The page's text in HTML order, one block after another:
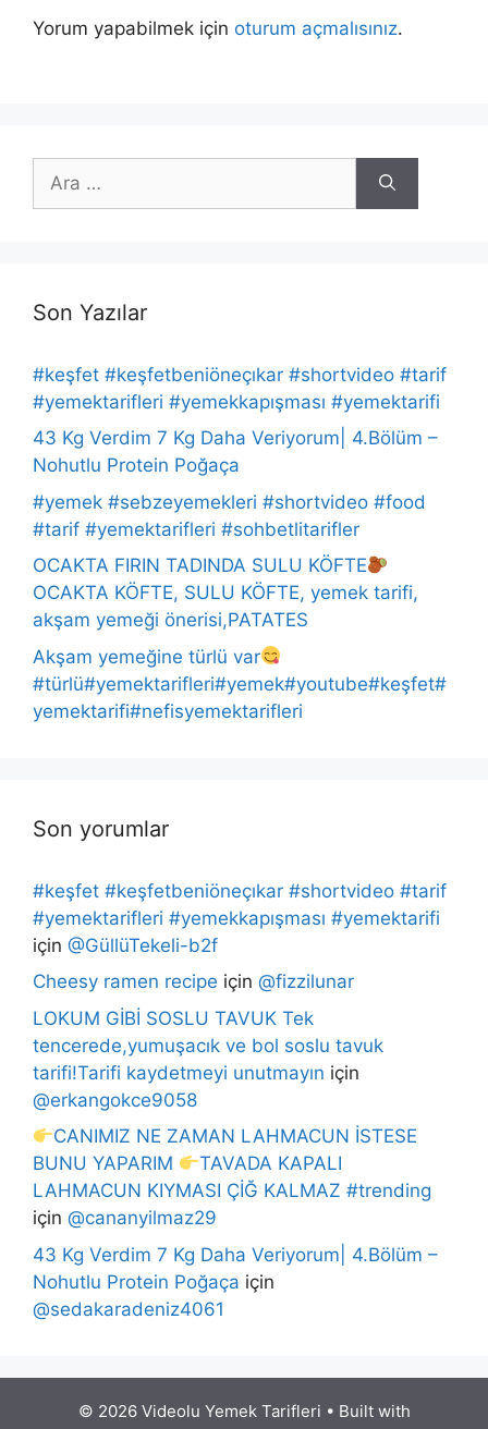
Yorum yapabilmek için oturum açmalısınız.
ara
Son Yazılar
#keşfet #keşfetbeniöneçıkar #shortvideo #tarif
#yemektarifleri #yemekkapışması #yemektarifi
43 Kg Verdim 7 Kg Daha Veriyorum| 4.Bölüm –
Nohutlu Protein Poğaça
#yemek #sebzeyemekleri #shortvideo #food
#tarif #yemektarifleri #sohbetlitarifler
OCAKTA FIRIN TADINDA SULU KÖFTE
OCAKTA KÖFTE, SULU KÖFTE, yemek tarifi,
akşam yemeği önerisi,PATATES
Akşam yemeğine türlü var
#türlü#yemektarifleri#yemek#youtube#keşfet#
yemektarifi#nefisyemektarifleri
Son yorumlar
#keşfet #keşfetbeniöneçıkar #shortvideo #tarif
#yemektarifleri #yemekkapışması #yemektarifi
için @GüllüTekeli-b2f
Cheesy ramen recipe için @fizzilunar
LOKUM GİBİ SOSLU TAVUK Tek
tencerede,yumuşacık ve bol soslu tavuk
tarifi!Tarifi kaydetmeyi unutmayın için
@erkangokce9058
CANIMIZ NE ZAMAN LAHMACUN İSTESE
BUNU YAPARIM
TAVADA KAPALI
LAHMACUN KIYMASI ÇİĞ KALMAZ #trending
için @cananyilmaz29
43 Kg Verdim 7 Kg Daha Veriyorum| 4.Bölüm –
Nohutlu Protein Poğaça için
@sedakaradeniz4061
© 2026 Videolu Yemek Tarifleri • Built with